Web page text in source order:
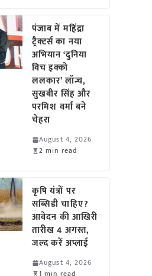
पंजाब में महिंद्रा
ट्रैक्टर्स का नया
अभियान ‘दुनिया
विच इक्को
ललकार’ लॉन्च,
सुखबीर सिंह और
परमिश वर्मा बने
चेहरा
August 4, 2026
2 min read
कृषि यंत्रों पर
सब्सिडी चाहिए?
आवेदन की आखिरी
तारीख 4 अगस्त,
जल्द करें अप्लाई
August 4, 2026
1 min read